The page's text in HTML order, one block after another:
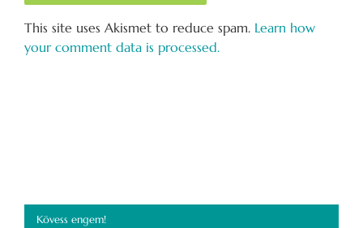
This site uses Akismet to reduce spam. Learn how
your comment data is processed.
Kövess engem!